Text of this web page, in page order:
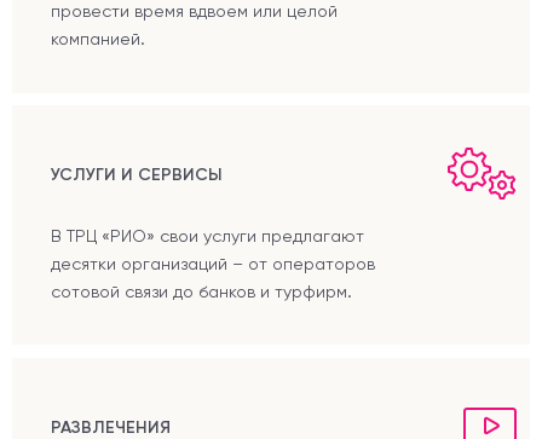
провести время вдвоем или целой
компанией.
УСЛУГИ И СЕРВИСЫ
В ТРЦ «РИО» свои услуги предлагают
десятки организаций – от операторов
сотовой связи до банков и турфирм.
РАЗВЛЕЧЕНИЯ